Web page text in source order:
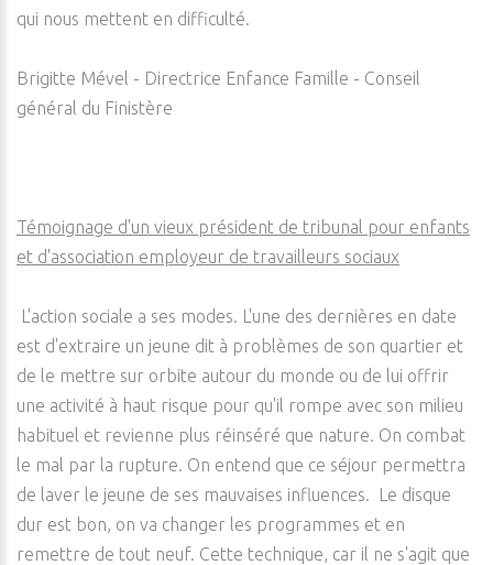
qui nous mettent en difficulté.
Brigitte Mével - Directrice Enfance Famille - Conseil
général du Finistère
Témoignage d'un vieux président de tribunal pour enfants
et d'association employeur de travailleurs sociaux
L'action sociale a ses modes. L'une des dernières en date
est d'extraire un jeune dit à problèmes de son quartier et
de le mettre sur orbite autour du monde ou de lui offrir
une activité à haut risque pour qu'il rompe avec son milieu
habituel et revienne plus réinséré que nature. On combat
le mal par la rupture. On entend que ce séjour permettra
de laver le jeune de ses mauvaises influences. Le disque
dur est bon, on va changer les programmes et en
remettre de tout neuf. Cette technique, car il ne s'agit que